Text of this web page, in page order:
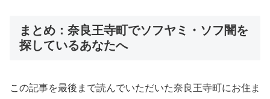
まとめ：奈良王寺町でソフヤミ・ソフ闇を
探しているあなたへ
この記事を最後まで読んでいただいた奈良王寺町にお住ま